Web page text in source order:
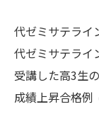
代ゼミサテライ
代ゼミサテライ
受講した高3生
成績上昇合格例